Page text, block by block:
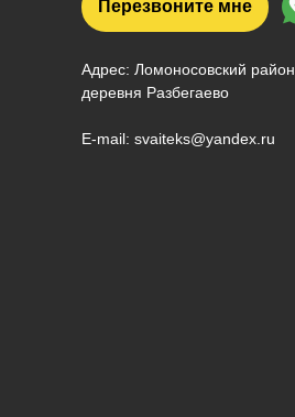
Перезвоните мне
Адрес: Ломоносовский район,
деревня Разбегаево
E-mail: svaiteks@yandex.ru